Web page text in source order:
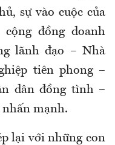
sự vào cuộc của
đồng doanh
lãnh đạo – Nhà
tiên phong –
dân đồng tình –
nhấn mạnh.
lại với những con